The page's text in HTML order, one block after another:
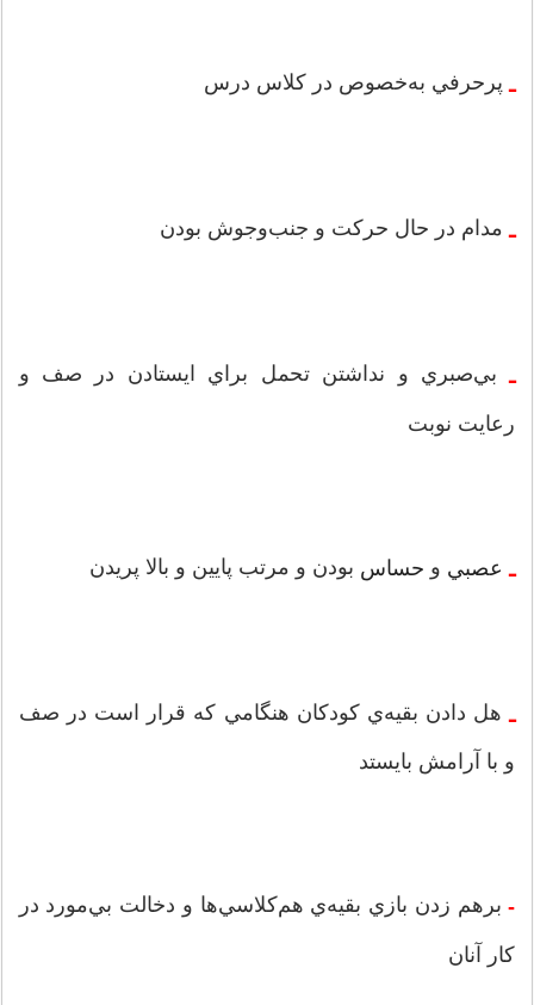
‌ـ پرحرفي‌ به‌خصوص در كلاس درس‌
‌ـ مدام در حال حركت و جنب‌و‌جوش بودن
‌ـ بي‌صبري و نداشتن تحمل براي ايستادن در صف و
رعايت نوبت
‌ـ عصبي و حساس بودن و مرتب پايين و بالا پريدن
‌ـ هل دادن بقيه‌ي کودکان هنگامي كه قرار است در صف
و با آرامش بايستد
-برهم زدن بازي بقيه‌ي هم‌كلاسي‌ها و دخالت بي‌مورد در
كار آنان